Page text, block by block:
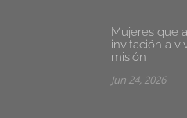
Mujeres que
invitación a
misión
Jun 24, 2026